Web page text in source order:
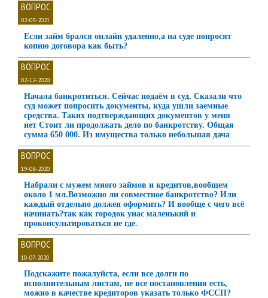
ВОПРОС
02-03-2021
Если займ брался онлайн удаленно,а на суде попросят
копию договора как быть?
ВОПРОС
02-12-2020
Начала банкротиться. Сейчас подаём в суд. Сказали что
суд может попросить документы, куда ушли заемные
средства. Таких подтверждающих документов у меня
нет Стоит ли продолжать дело по банкротству. Общая
сумма 650 000. Из имущества только небольшая дача
ВОПРОС
19-08-2020
Набрали с мужем много займов и кредитов,вообщем
около 1 мл.Возможно ли совместное банкротство? Или
каждый отдельно должен оформить? И вообще с чего всё
начинать?так как городок унас маленький и
проконсультироваться не где.
ВОПРОС
10-07-2020
Подскажите пожалуйста, если все долги по
исполнительным листам, не все постановления есть,
можно в качестве кредиторов указать только ФССП?